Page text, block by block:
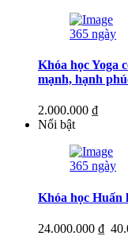
365 ngày
Khóa học Yoga
mạnh, hạnh
2.000.000 ₫
Nổi bật
365 ngày
Khóa học Huấn
24.000.000 ₫